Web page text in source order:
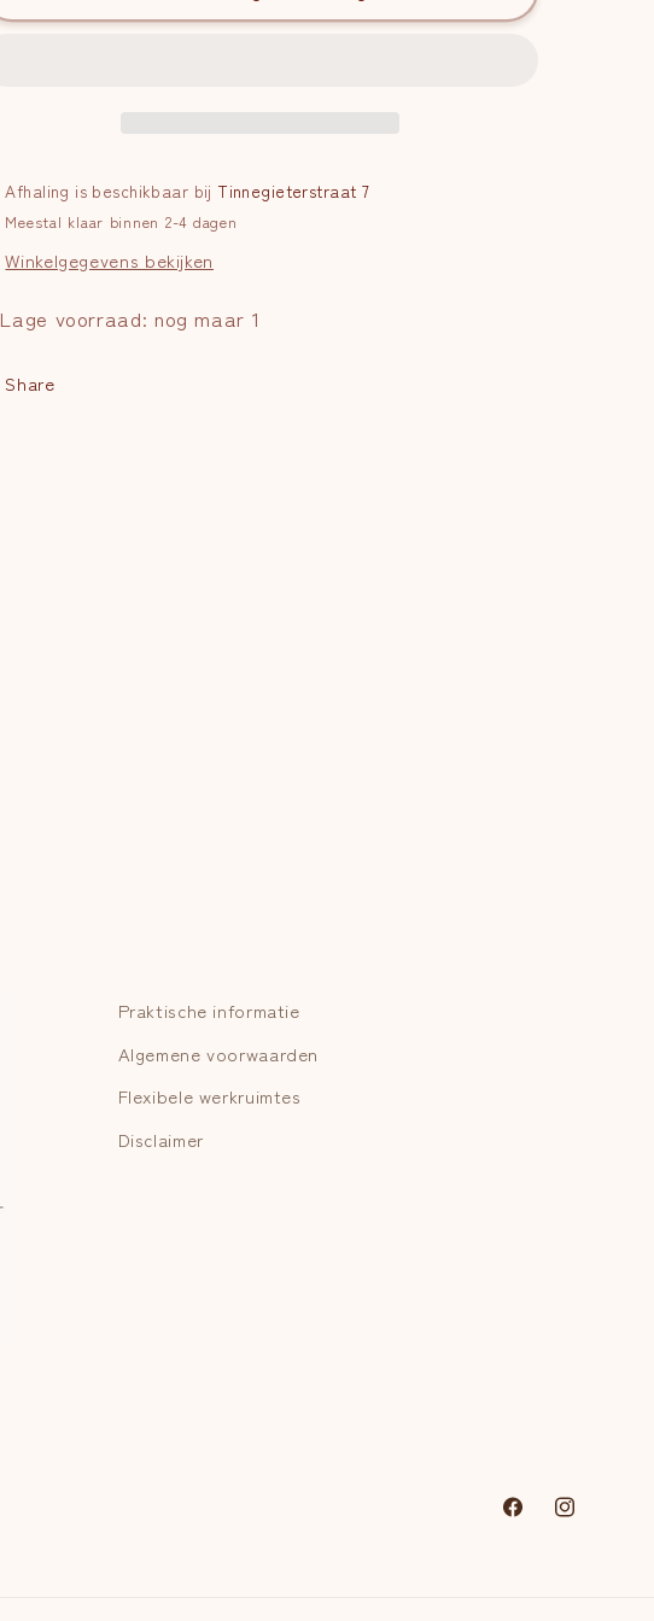
again
again
Afhaling is beschikbaar bij Tinnegieterstraat 7
Meestal klaar binnen 2-4 dagen
Winkelgegevens bekijken
Lage voorraad: nog maar 1
Share
Praktische informatie
Algemene voorwaarden
Flexibele werkruimtes
Disclaimer
FacebookInstagram